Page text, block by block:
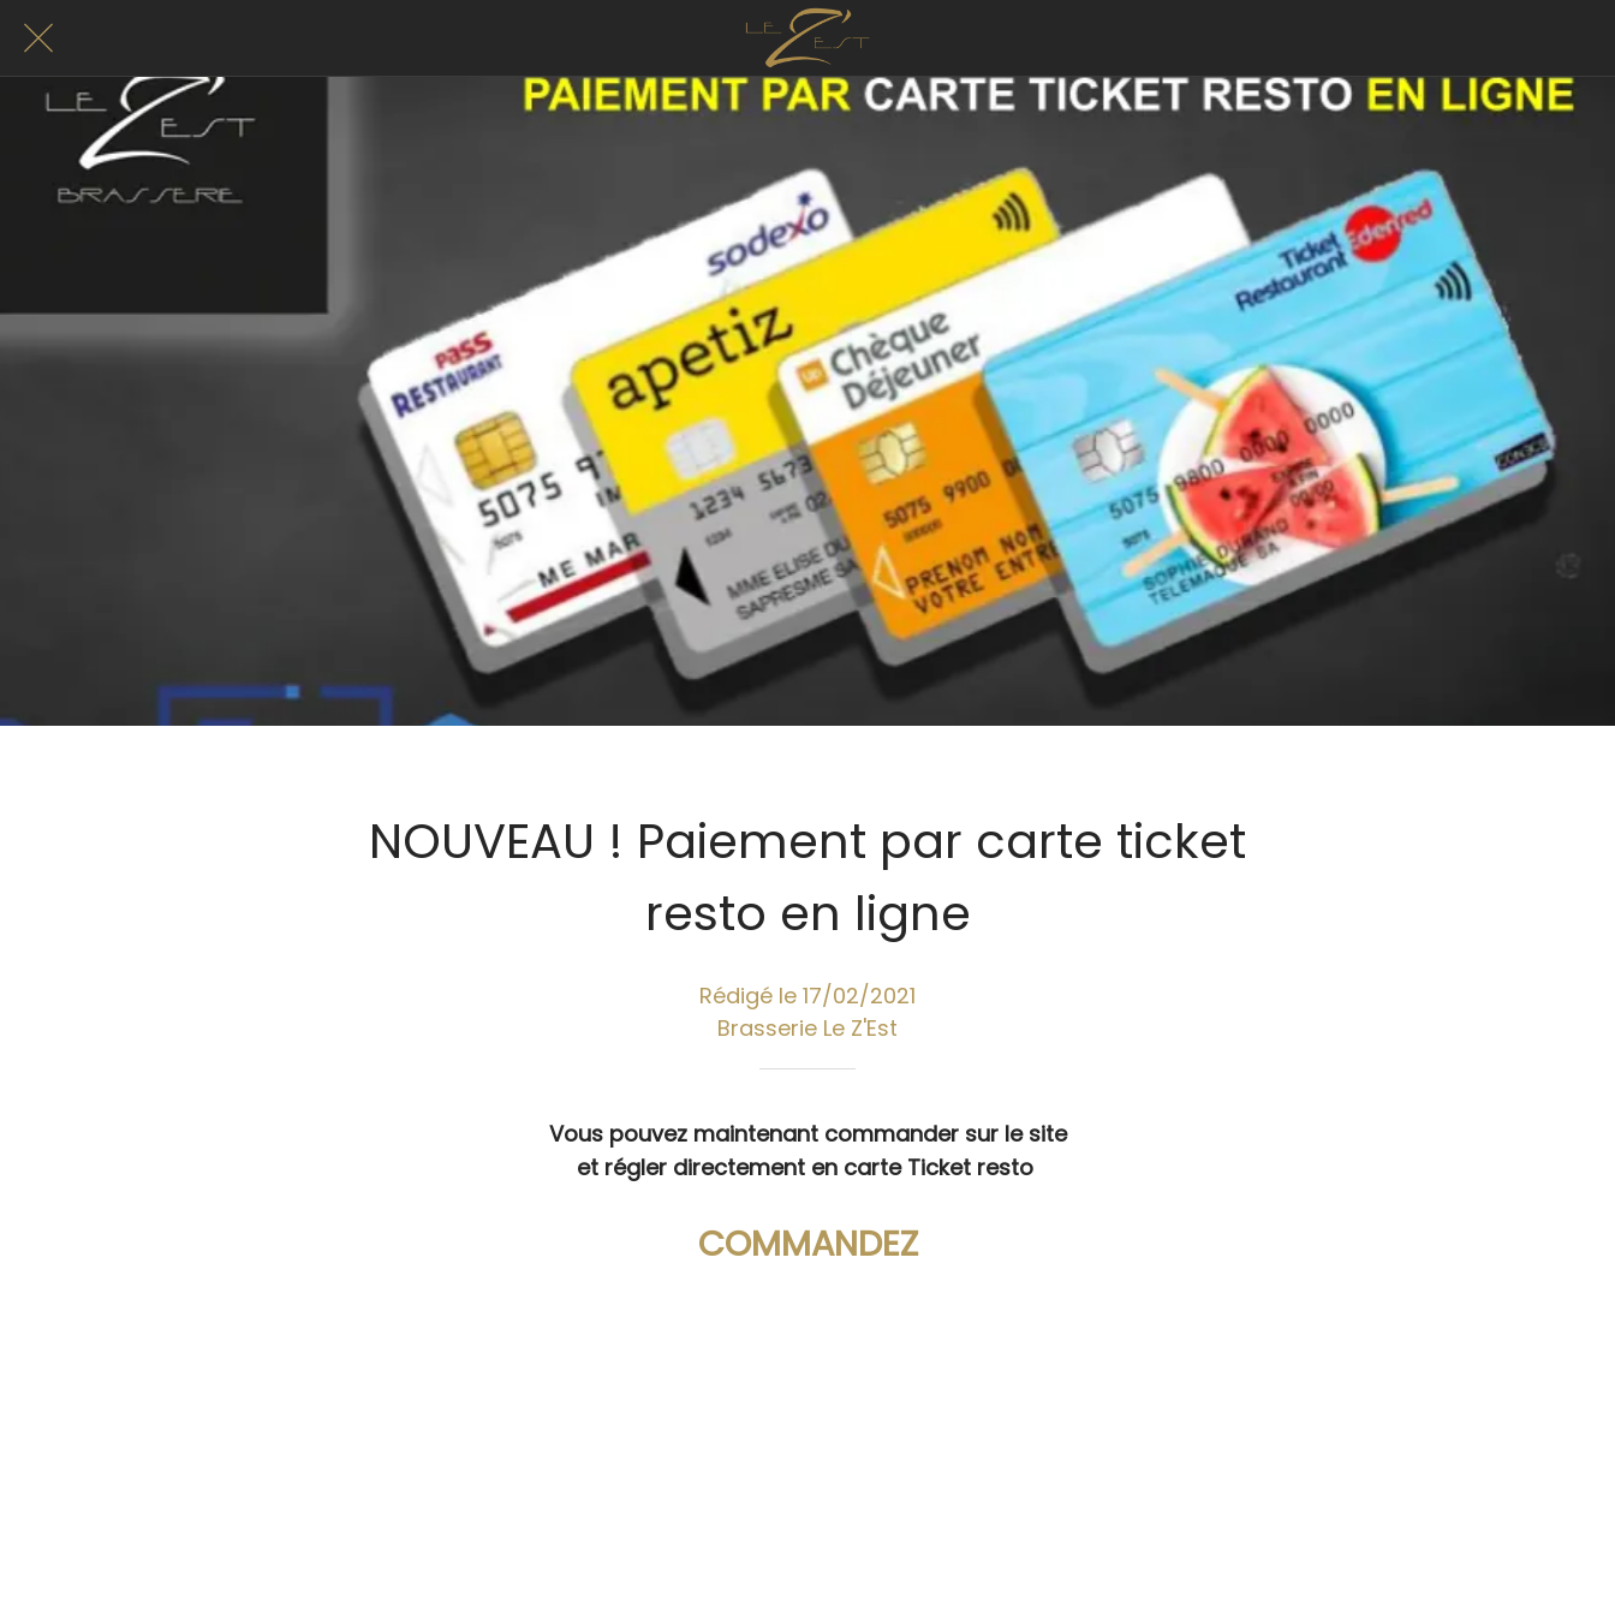
NOUVEAU ! Paiement par carte ticket
resto en ligne
Rédigé le 17/02/2021
Brasserie Le Z'Est
Vous pouvez maintenant commander sur le site
et régler directement en carte Ticket resto
COMMANDEZ